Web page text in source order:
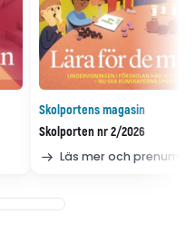
Skolportens magasin
Skolporten nr 2/2026
Läs mer och